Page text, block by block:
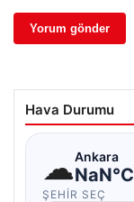
Hava Durumu
☁Ankara
NaN°C
ŞEHIR SEÇ